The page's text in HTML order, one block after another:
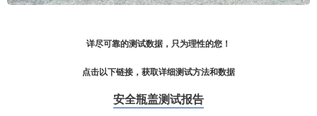
详尽可靠的测试数据，只为理性的您！
点击以下链接，获取详细测试方法和数据
安全瓶盖测试报告